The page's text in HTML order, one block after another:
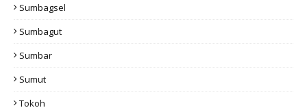
Sumbagsel
Sumbagut
Sumbar
Sumut
Tokoh